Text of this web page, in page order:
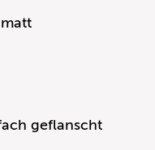
geflanscht